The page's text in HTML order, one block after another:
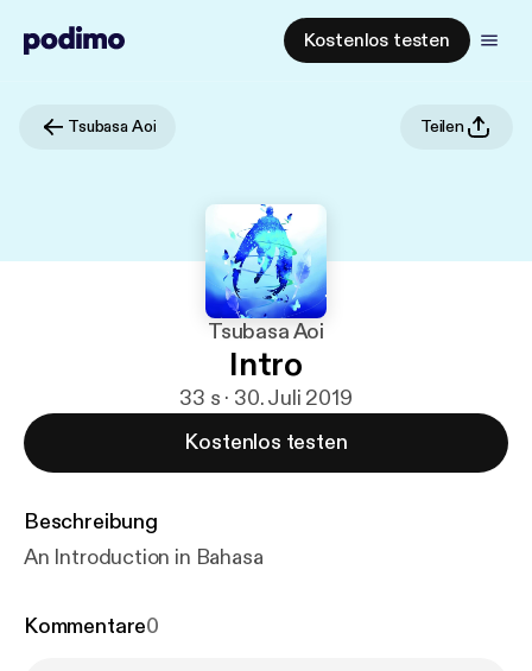
Kostenlos testen
Tsubasa Aoi Teilen
Tsubasa Aoi
Intro
33 s · 30. Juli 2019
Kostenlos testen
Beschreibung
An Introduction in Bahasa
Kommentare0